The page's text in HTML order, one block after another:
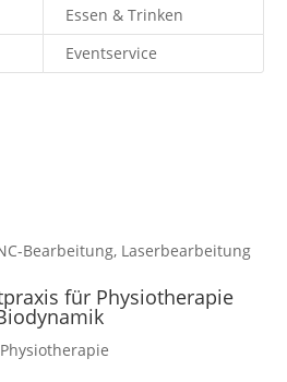
Essen & Trinken
Eventservice
Bearbeitung, Laserbearbeitung
für Physiotherapie
Physiotherapie